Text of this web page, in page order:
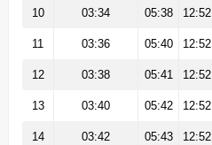
10 03:34 05:38 12:52
11 03:36 05:40 12:52
12 03:38 05:41 12:52
13 03:40 05:42 12:52
14 03:42 05:43 12:52